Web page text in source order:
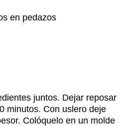
en pedazos
juntos. Dejar reposar
minutos. Con uslero deje
Colóquelo en un molde